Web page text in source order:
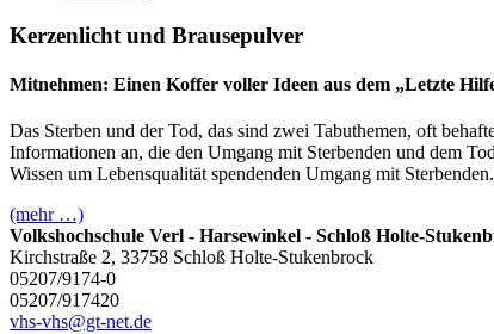
Kerzenlicht und Brausepulver
Mitnehmen: Einen Koffer voller Ideen aus dem „Letzte
Das Sterben und der Tod, das sind zwei Tabuthemen, oft
Informationen an, die den Umgang mit Sterbenden und dem
Wissen um Lebensqualität spendenden Umgang mit Sterbenden.
(mehr …)
Volkshochschule Verl - Harsewinkel - Schloß Holte-
Kirchstraße 2, 33758 Schloß Holte-Stukenbrock
05207/9174-0
05207/917420
vhs-vhs@gt-net.de